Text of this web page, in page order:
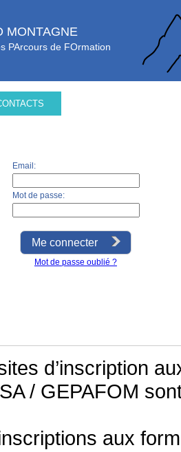
MONTAGNE
PArcours de FOrmation
Email:
Mot de passe:
Me connecter
Mot de passe oublié ?
d’inscription
/ GEPAFOM
aux